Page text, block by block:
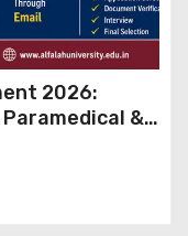
2026:
&
Through Email